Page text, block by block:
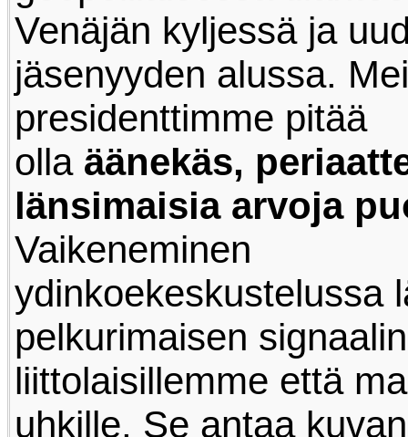
Venäjän kyljessä ja
jäsenyyden alussa.
presidenttimme pitää
olla äänekäs,
länsimaisia arvoja
Vaikeneminen
ydinkoekeskustelussa
pelkurimaisen
liittolaisillemme että
uhkille. Se antaa kuvan